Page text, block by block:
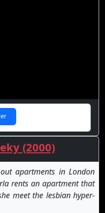
(2000)
apartments in London
rents an apartment that
meet the lesbian hyper-